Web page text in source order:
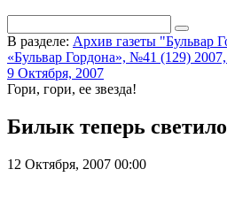
В разделе: Архив газеты "Бульвар
«Бульвар Гордона», №41 (129) 2007,
9 Октября, 2007
Гори, гори, ее звезда!
Билык теперь
12 Октября, 2007 00:00